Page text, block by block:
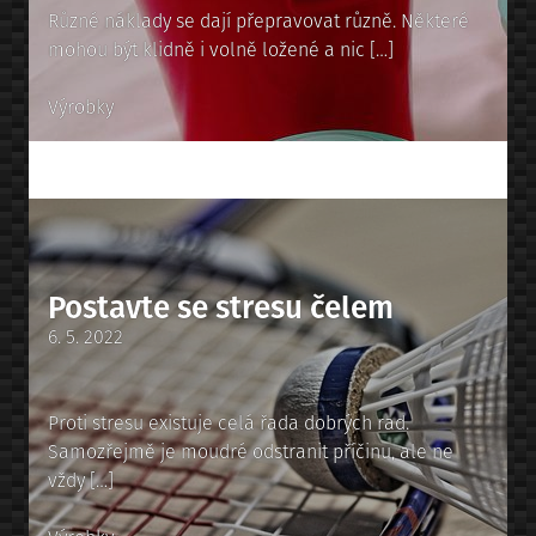
Různé náklady se dají přepravovat různě. Některé
mohou být klidně i volně ložené a nic […]
Posted
Výrobky
Postavte se stresu čelem
Posted
6. 5. 2022
Proti stresu existuje celá řada dobrých rad.
Samozřejmě je moudré odstranit příčinu, ale ne
vždy […]